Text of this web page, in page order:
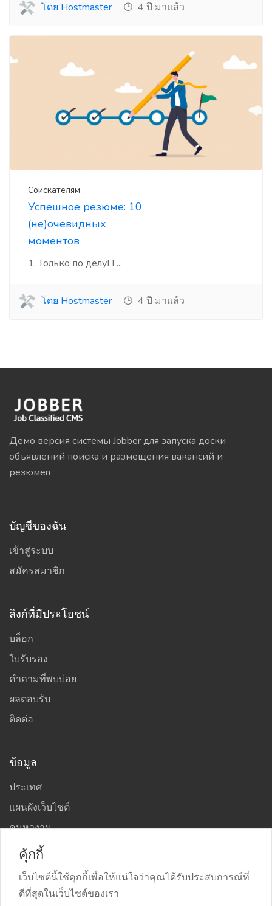
โดย Hostmaster 4 ปี มาแล้ว
Соискателям
Успешное резюме: 10
(не)очевидных
моментов
1. Только по делуП ...
โดย Hostmaster 4 ปี มาแล้ว
Демо версия системы Jobber для запуска доски
объявлений поиска и размещения вакансий и
резюмеn
บัญชีของฉัน
เข้าสู่ระบบ
สมัครสมาชิก
ลิงก์ที่มีประโยชน์
บล็อก
ใบรับรอง
คำถามที่พบบ่อย
ผลตอบรับ
ติดต่อ
ข้อมูล
ประเทศ
แผนผังเว็บไซต์
คนหางาน
บริษัท
คุ้กกี้
เว็บไซต์นี้ใช้คุกกี้เพื่อให้แน่ใจว่าคุณได้รับประสบการณ์ที่
ดีที่สุดในเว็บไซต์ของเรา